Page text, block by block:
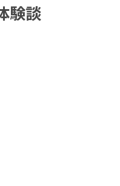
験談